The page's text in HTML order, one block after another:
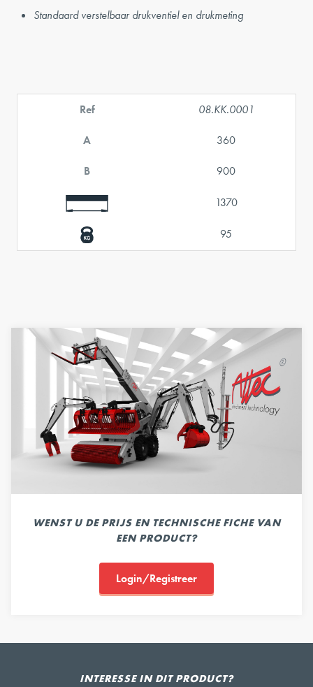
Standaard verstelbaar drukventiel en drukmeting
Ref 08.KK.0001
A 360
B 900
1370
95
WENST U DE PRIJS EN TECHNISCHE FICHE VAN
EEN PRODUCT?
Login/Registreer
INTERESSE IN DIT PRODUCT?